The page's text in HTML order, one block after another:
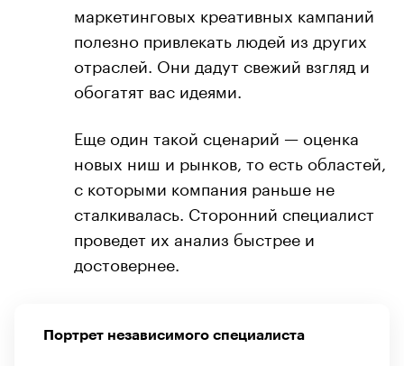
маркетинговых креативных кампаний
полезно привлекать людей из других
отраслей. Они дадут свежий взгляд и
обогатят вас идеями.
Еще один такой сценарий — оценка
новых ниш и рынков, то есть областей,
с которыми компания раньше не
сталкивалась. Сторонний специалист
проведет их анализ быстрее и
достовернее.
Портрет независимого специалиста